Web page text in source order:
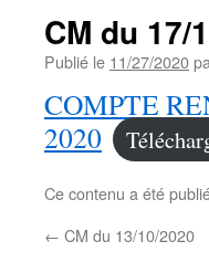
CM du 17/
Publié le 11/27/2020
COMPTE
2020
Ce contenu a été
← CM du 13/10/2020